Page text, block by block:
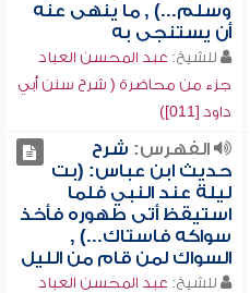
وسلم...) , ما ينهى عنه
أن يستنجى به
للشيخ: عبد المحسن العباد
جزء من محاضرة ( شرح سنن أبي
داود [011])
الفهرس: شرح
حديث ابن عباس: (بت
ليلة عند النبي فلما
استيقظ أتى طهوره فأخذ
سواكه فاستاك...) ,
السواك لمن قام من الليل
للشيخ: عبد المحسن العباد